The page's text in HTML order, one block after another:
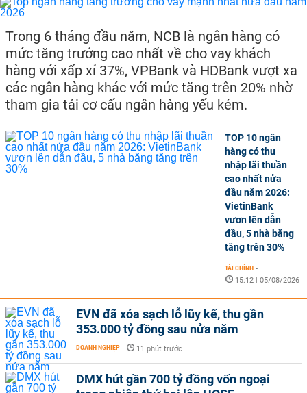
Trong 6 tháng đầu năm, NCB là ngân hàng có
mức tăng trưởng cao nhất về cho vay khách
hàng với xấp xỉ 37%, VPBank và HDBank vượt xa
các ngân hàng khác với mức tăng trên 20% nhờ
tham gia tái cơ cấu ngân hàng yếu kém.
TOP 10 ngân
hàng có thu
nhập lãi thuần
cao nhất nửa
đầu năm 2026:
VietinBank
vươn lên dẫn
đầu, 5 nhà băng
tăng trên 30%
TÀI CHÍNH -
15:12 | 05/08/2026
EVN đã xóa sạch lỗ lũy kế, thu gần
353.000 tỷ đồng sau nửa năm
DOANH NGHIỆP - 11 phút trước
DMX hút gần 700 tỷ đồng vốn ngoại